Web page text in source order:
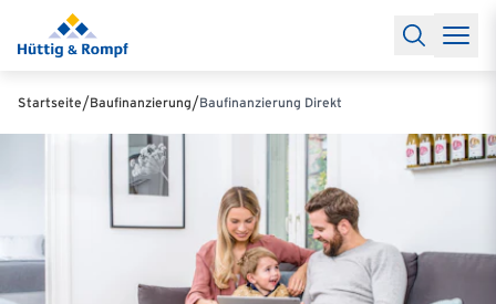
Baufinanzierung
RechnerBaufinanzierungsrechner
Anschlussfinanzierung
Partnerschaft
Partner werden
Käuferprofile 2026
Charts & RechnerAktuelle Bauzinsen
Einbindung
Updates erhalten
Alle Termine
Ihre Ansprechpartner
Startseite/Baufinanzierung/Baufinanzierung Direkt